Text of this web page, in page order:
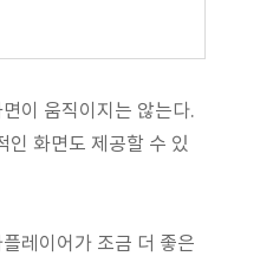
이 움직이지는 않는다.
인 화면도 제공할 수 있
레이어가 조금 더 좋은